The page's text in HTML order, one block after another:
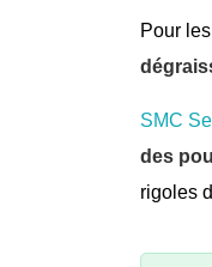
Pour
SMC
des
rigoles